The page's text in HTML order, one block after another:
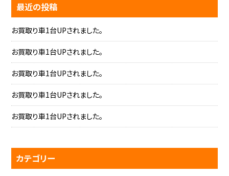
最近の投稿
お買取り車1台UPされました。
お買取り車1台UPされました。
お買取り車1台UPされました。
お買取り車1台UPされました。
お買取り車1台UPされました。
カテゴリー